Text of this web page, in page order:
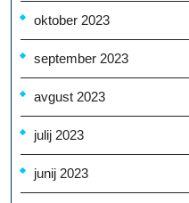
oktober 2023
september 2023
avgust 2023
julij 2023
junij 2023